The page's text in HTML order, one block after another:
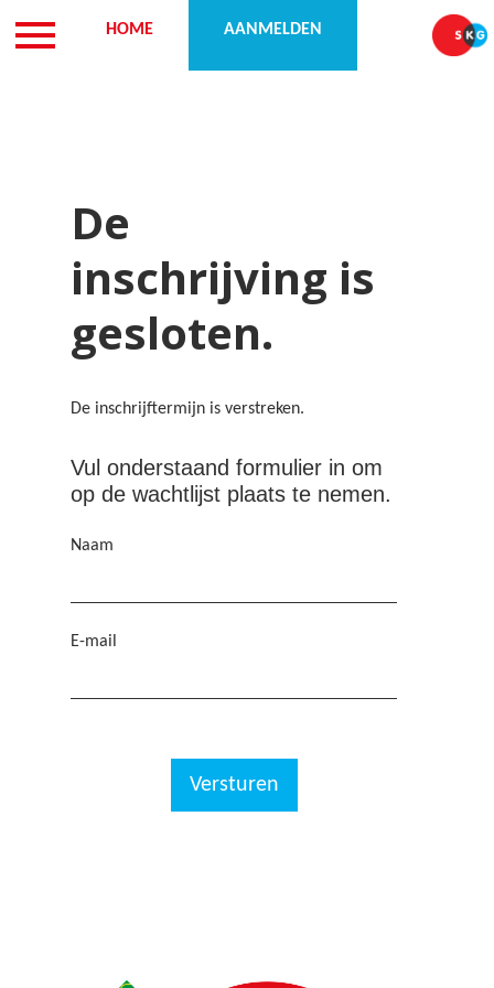
KENNISSESSIES
OVER ONS
LOCATIE HOME AANMELDEN
De
inschrijving is
gesloten.
De inschrijftermijn is verstreken.
Vul onderstaand formulier in om
op de wachtlijst plaats te nemen.
Naam
E-mail
Versturen